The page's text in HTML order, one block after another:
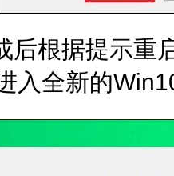
后根据提示重
入全新的